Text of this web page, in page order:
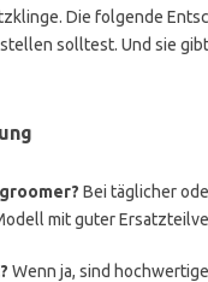
Die folgende
solltest. Und sie
Bei täglicher
mit guter
Wenn ja, sind